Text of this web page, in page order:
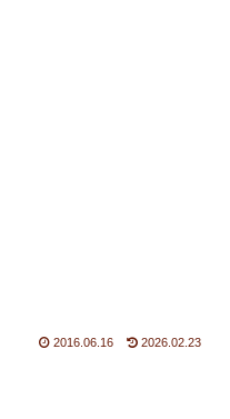
2016.06.16 2026.02.23